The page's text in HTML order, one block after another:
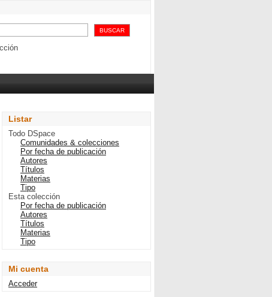
Listar
Todo DSpace
Comunidades & colecciones
Por fecha de publicación
Autores
Títulos
Materias
Tipo
Esta colección
Por fecha de publicación
Autores
Títulos
Materias
Tipo
Mi cuenta
Acceder